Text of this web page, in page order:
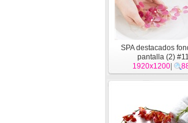
SPA destacados
pantalla (2)
1920x1200